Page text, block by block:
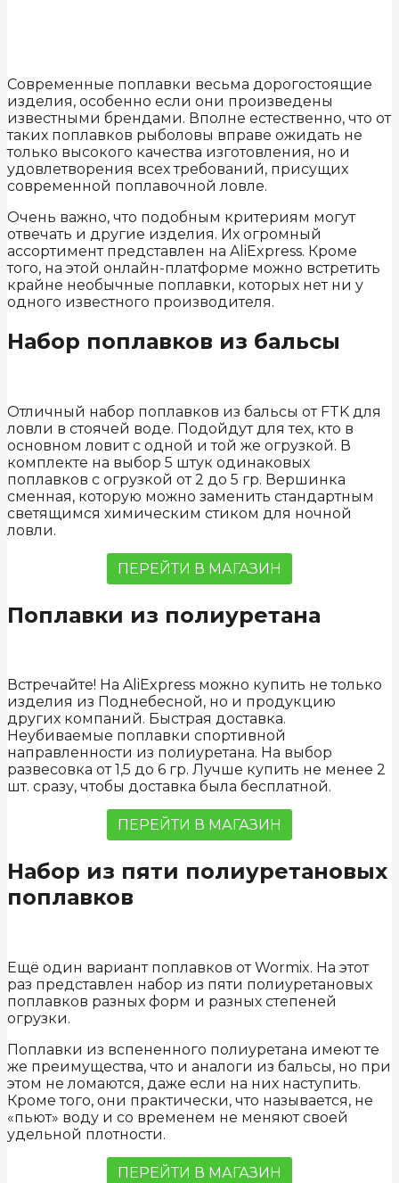
Современные поплавки весьма дорогостоящие
изделия, особенно если они произведены
известными брендами. Вполне естественно, что от
таких поплавков рыболовы вправе ожидать не
только высокого качества изготовления, но и
удовлетворения всех требований, присущих
современной поплавочной ловле.
Очень важно, что подобным критериям могут
отвечать и другие изделия. Их огромный
ассортимент представлен на AliExpress. Кроме
того, на этой онлайн-платформе можно встретить
крайне необычные поплавки, которых нет ни у
одного известного производителя.
Набор поплавков из бальсы
Отличный набор поплавков из бальсы от FTK для
ловли в стоячей воде. Подойдут для тех, кто в
основном ловит с одной и той же огрузкой. В
комплекте на выбор 5 штук одинаковых
поплавков с огрузкой от 2 до 5 гр. Вершинка
сменная, которую можно заменить стандартным
светящимся химическим стиком для ночной
ловли.
ПЕРЕЙТИ В МАГАЗИН
Поплавки из полиуретана
Встречайте! На AliExpress можно купить не только
изделия из Поднебесной, но и продукцию
других компаний. Быстрая доставка.
Неубиваемые поплавки спортивной
направленности из полиуретана. На выбор
развесовка от 1,5 до 6 гр. Лучше купить не менее 2
шт. сразу, чтобы доставка была бесплатной.
ПЕРЕЙТИ В МАГАЗИН
Набор из пяти полиуретановых
поплавков
Ещё один вариант поплавков от Wormix. На этот
раз представлен набор из пяти полиуретановых
поплавков разных форм и разных степеней
огрузки.
Поплавки из вспененного полиуретана имеют те
же преимущества, что и аналоги из бальсы, но при
этом не ломаются, даже если на них наступить.
Кроме того, они практически, что называется, не
«пьют» воду и со временем не меняют своей
удельной плотности.
ПЕРЕЙТИ В МАГАЗИН